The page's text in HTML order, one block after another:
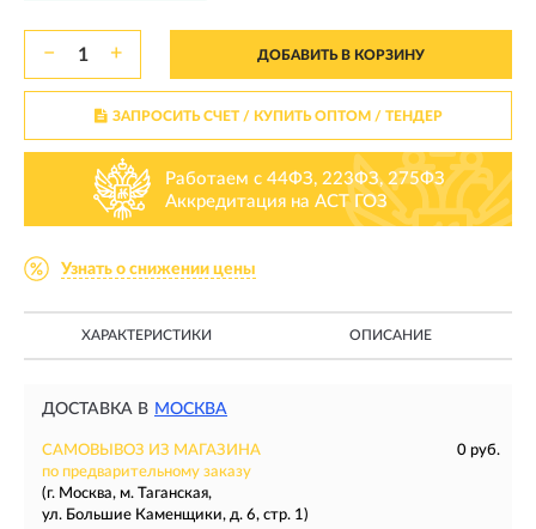
− + ДОБАВИТЬ В КОРЗИНУ
ЗАПРОСИТЬ СЧЕТ / КУПИТЬ ОПТОМ/ ТЕНДЕР
Работаем с 44ФЗ, 223ФЗ, 275ФЗ
Аккредитация на АСТ ГОЗ
Узнать о снижении цены
ХАРАКТЕРИСТИКИ ОПИСАНИЕ
ДОСТАВКА В МОСКВА
САМОВЫВОЗ ИЗ МАГАЗИНА
0 руб.
по предварительному заказу
(г. Москва, м. Таганская,
ул. Большие Каменщики, д. 6, стр. 1)